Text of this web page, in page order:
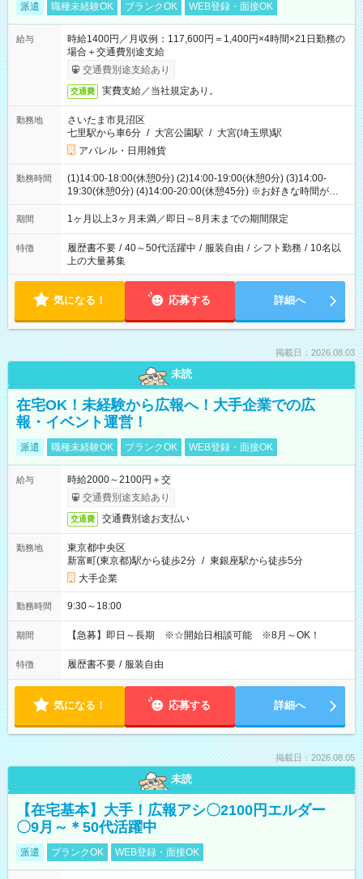
派遣 職種未経験OK ブランクOK WEB登録・面接OK
給与
時給1400円／月収例：117,600円＝1,400円×4時間×21日勤務の
場合＋交通費別途支給
交通費別途支給あり
交通費 実費支給／当社規定あり。
勤務地
さいたま市見沼区
七里駅から車6分 / 大宮公園駅 / 大宮(埼玉県)駅
アパレル・日用雑貨
勤務時間
(1)14:00-18:00(休憩0分) (2)14:00-19:00(休憩0分) (3)14:00-
19:30(休憩0分) (4)14:00-20:00(休憩45分) ※お好きな時間が選べ
ます
期間 1ヶ月以上3ヶ月未満／即日～8月末までの期間限定
特徴 履歴書不要 / 40～50代活躍中 / 服装自由 / シフト勤務 / 10名以
上の大量募集
気になる！ 応募する 詳細へ
掲載日：2026.08.03
未読
在宅OK！未経験から広報へ！大手企業での広
報・イベント運営！
派遣 職種未経験OK ブランクOK WEB登録・面接OK
給与
時給2000～2100円＋交
交通費別途支給あり
交通費 交通費別途お支払い
勤務地
東京都中央区
新富町(東京都)駅から徒歩2分 / 東銀座駅から徒歩5分
大手企業
勤務時間 9:30～18:00
期間 【急募】即日～長期 ※☆開始日相談可能 ※8月～OK！
特徴 履歴書不要 / 服装自由
気になる！ 応募する 詳細へ
掲載日：2026.08.05
未読
【在宅基本】大手！広報アシ〇2100円エルダー
〇9月～＊50代活躍中
派遣 ブランクOK WEB登録・面接OK